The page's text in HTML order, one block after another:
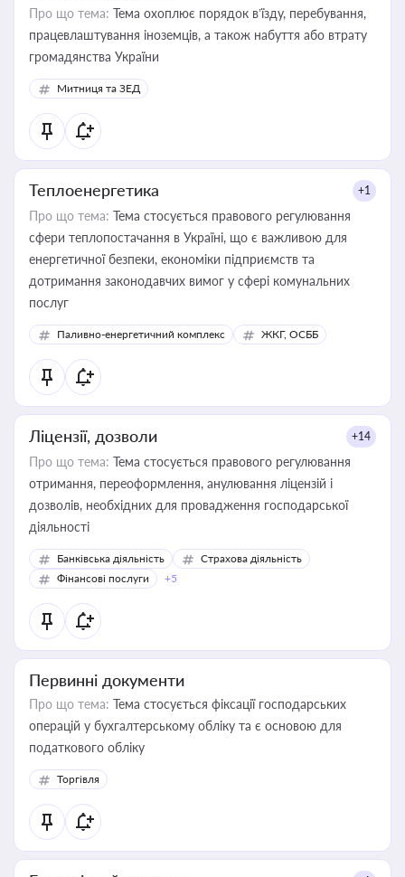
Про що тема: Тема охоплює порядок в’їзду, перебування,
працевлаштування іноземців, а також набуття або втрату
громадянства України
Митниця та ЗЕД
Теплоенергетика +1
Про що тема: Тема стосується правового регулювання
сфери теплопостачання в Україні, що є важливою для
енергетичної безпеки, економіки підприємств та
дотримання законодавчих вимог у сфері комунальних
послуг
Паливно-енергетичний комплекс ЖКГ, ОСББ
Ліцензії, дозволи +14
Про що тема: Тема стосується правового регулювання
отримання, переоформлення, анулювання ліцензій і
дозволів, необхідних для провадження господарської
діяльності
Банківська діяльність
Страхова діяльність
Фінансові послуги
+5
Первинні документи
Про що тема: Тема стосується фіксації господарських
операцій у бухгалтерському обліку та є основою для
податкового обліку
Торгівля